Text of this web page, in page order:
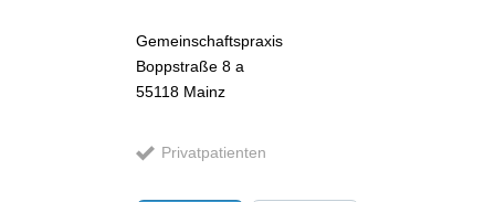
Gemeinschaftspraxis
Boppstraße 8 a
55118 Mainz
Privatpatienten